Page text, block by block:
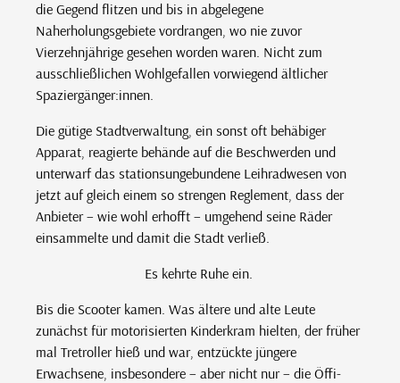
die Gegend flitzen und bis in abgelegene
Naherholungsgebiete vordrangen, wo nie zuvor
Vierzehnjährige gesehen worden waren. Nicht zum
ausschließlichen Wohlgefallen vorwiegend ältlicher
Spaziergänger:innen.
Die gütige Stadtverwaltung, ein sonst oft behäbiger
Apparat, reagierte behände auf die Beschwerden und
unterwarf das stationsungebundene Leihradwesen von
jetzt auf gleich einem so strengen Reglement, dass der
Anbieter – wie wohl erhofft – umgehend seine Räder
einsammelte und damit die Stadt verließ.
Es kehrte Ruhe ein.
Bis die Scooter kamen. Was ältere und alte Leute
zunächst für motorisierten Kinderkram hielten, der früher
mal Tretroller hieß und war, entzückte jüngere
Erwachsene, insbesondere – aber nicht nur – die Öffi-